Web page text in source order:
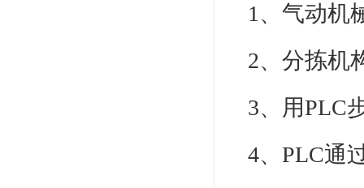
1、 气动机
2、分拣机
3、用PLC
4、PLC通